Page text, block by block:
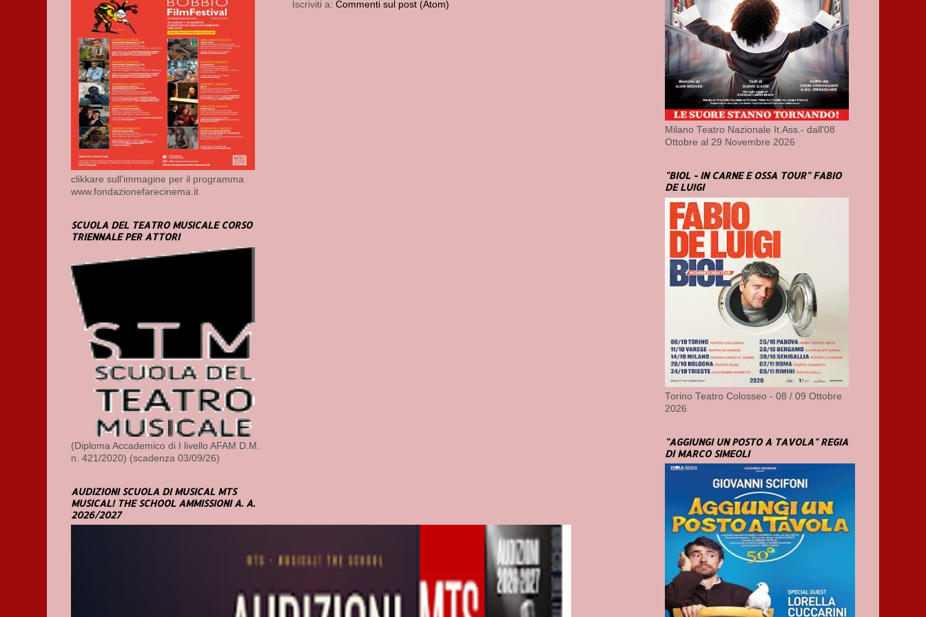
Iscriviti a: Commenti sul post (Atom)
clikkare sull'immagine per il programma
www.fondazionefarecinema.it
SCUOLA DEL TEATRO MUSICALE CORSO
TRIENNALE PER ATTORI
(Diploma Accademico di I livello AFAM D.M.
n. 421/2020) (scadenza 03/09/26)
AUDIZIONI SCUOLA DI MUSICAL MTS
MUSICAL! THE SCHOOL AMMISSIONI A. A.
2026/2027
Milano Teatro Nazionale It.Ass.- dall'08
Ottobre al 29 Novembre 2026
"BIOL - IN CARNE E OSSA TOUR" FABIO
DE LUIGI
Torino Teatro Colosseo - 08 / 09 Ottobre
2026
"AGGIUNGI UN POSTO A TAVOLA" REGIA
DI MARCO SIMEOLI